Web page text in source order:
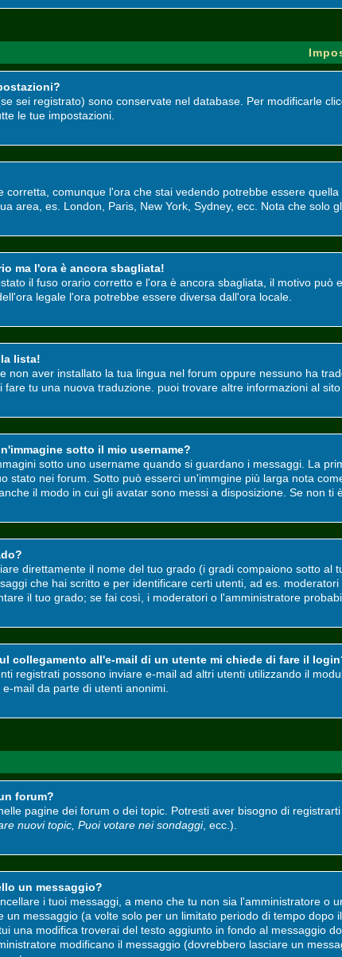
sei registrato) sono conservate nel database. Per modificarle
le tue impostazioni.
corretta, comunque l'ora che stai vedendo potrebbe essere
area, es. London, Paris, New York, Sydney, ecc. Nota che solo
ma l'ora è ancora sbagliata!
il fuso orario corretto e l'ora è ancora sbagliata, il motivo
legale l'ora potrebbe essere diversa dall'ora locale.
lista!
non aver installato la tua lingua nel forum oppure nessuno ha
tu una nuova traduzione. puoi trovare altre informazioni al
sotto il mio username?
sotto uno username quando si guardano i messaggi. La
stato nei forum. Sotto può esserci un'immgine più larga nota
il modo in cui gli avatar sono messi a disposizione. Se non
direttamente il nome del tuo grado (i gradi compaiono sotto
che hai scritto e per identificare certi utenti, ad es.
il tuo grado; se fai così, i moderatori o l'amministratore
collegamento all'e-mail di un utente mi chiede di fare il
registrati possono inviare e-mail ad altri utenti utilizzando il
mail da parte di utenti anonimi.
forum?
pagine dei forum o dei topic. Potresti aver bisogno di
nuovi topic, Puoi votare nei sondaggi, ecc.).
un messaggio?
i tuoi messaggi, a meno che tu non sia l'amministratore
un messaggio (a volte solo per un limitato periodo di tempo dopo
una modifica troverai del testo aggiunto in fondo al messaggio
modificano il messaggio (dovrebbero lasciare un